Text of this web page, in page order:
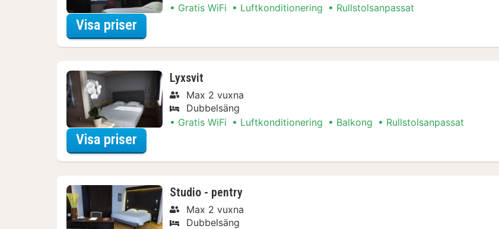
Gratis WiFi
Luftkonditionering Rullstolsanpassat
Visa priser
Lyxsvit
Max 2 vuxna
Dubbelsäng
Gratis WiFi
Luftkonditionering Balkong Rullstolsanpassat
Visa priser
Studio - pentry
Max 2 vuxna
Dubbelsäng